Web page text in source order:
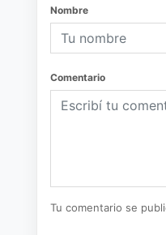
Nombre
Comentario
Tu comentario se